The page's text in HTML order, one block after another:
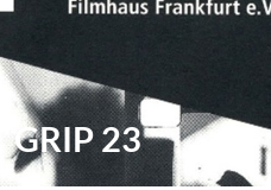
GRIP 23